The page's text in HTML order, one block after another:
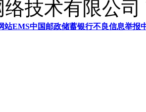
技术有限公司
站EMS中国邮政储蓄银行不良信息举报